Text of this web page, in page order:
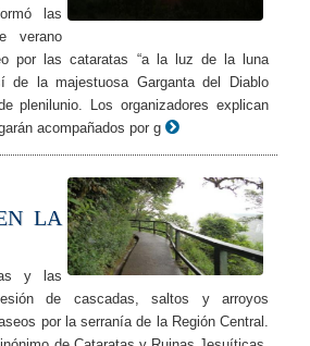
las
verano
por las cataratas “a la luz de la luna
de la majestuosa Garganta del Diablo
plenilunio. Los organizadores explican
acompañados por g
LA
y las
de cascadas, saltos y arroyos
por la serranía de la Región Central.